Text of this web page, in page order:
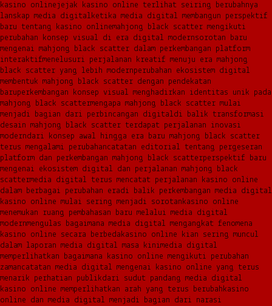
kasino onlinejejak kasino online terlihat seiring berubahnya
lanskap media digitalketika media digital membangun perspektif
baru tentang kasino onlinemahjong black scatter mengikuti
perubahan konsep visual di era digital modernsorotan baru
mengenai mahjong black scatter dalam perkembangan platform
interaktifmenelusuri perjalanan kreatif menuju era mahjong
black scatter yang lebih modernperubahan ekosistem digital
membentuk mahjong black scatter dengan pendekatan
baruperkembangan konsep visual menghadirkan identitas unik pada
mahjong black scattermengapa mahjong black scatter mulai
menjadi bagian dari perbincangan digitaldi balik transformasi
desain mahjong black scatter terdapat perjalanan inovasi
moderndari konsep awal hingga era baru mahjong black scatter
terus mengalami perubahancatatan editorial tentang pergeseran
platform dan perkembangan mahjong black scatterperspektif baru
mengenai ekosistem digital dan perjalanan mahjong black
scattermedia digital terus mencatat perjalanan kasino online
dalam berbagai perubahan eradi balik perkembangan media digital
kasino online mulai sering menjadi sorotankasino online
menemukan ruang pembahasan baru melalui media digital
modernmengulas bagaimana media digital mengangkat fenomena
kasino online secara berbedakasino online kian sering muncul
dalam laporan media digital masa kinimedia digital
memperlihatkan bagaimana kasino online mengikuti perubahan
zamancatatan media digital mengenai kasino online yang terus
menarik perhatian publikdari sudut pandang media digital
kasino online memperlihatkan arah yang terus berubahkasino
online dan media digital menjadi bagian dari narasi